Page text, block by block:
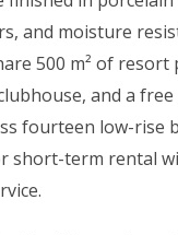
and moisture
500 m² of resort
and a
fourteen low-rise
short-term rental